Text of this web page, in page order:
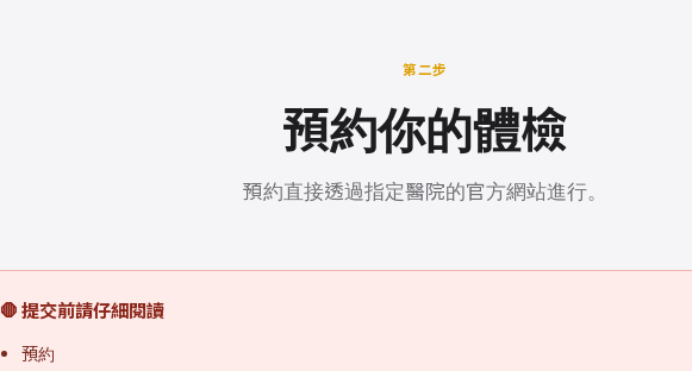
第二步
預約你的體檢
預約直接透過指定醫院的官方網站進行。
🛑 提交前請仔細閱讀
預約